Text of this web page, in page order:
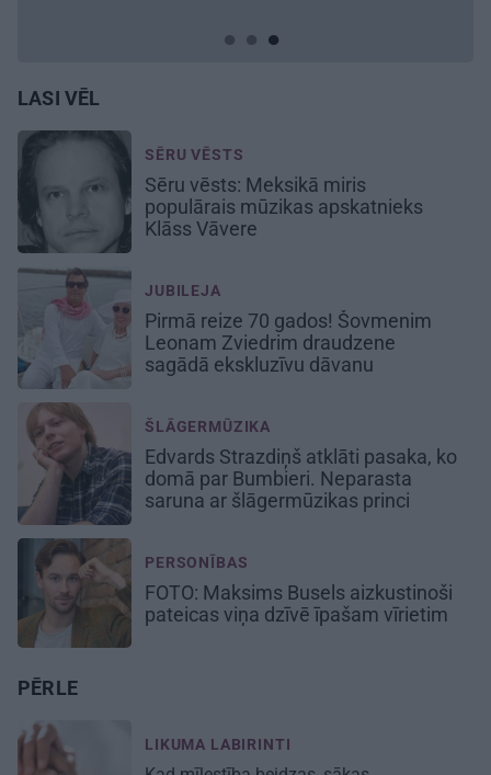
LASI VĒL
SĒRU VĒSTS
Sēru vēsts: Meksikā miris
populārais mūzikas apskatnieks
Klāss Vāvere
JUBILEJA
Pirmā reize 70 gados! Šovmenim
Leonam Zviedrim draudzene
sagādā ekskluzīvu dāvanu
ŠLĀGERMŪZIKA
Edvards Strazdiņš atklāti pasaka, ko
domā par Bumbieri. Neparasta
saruna ar šlāgermūzikas princi
PERSONĪBAS
FOTO: Maksims Busels aizkustinoši
pateicas viņa dzīvē īpašam vīrietim
PĒRLE
LIKUMA LABIRINTI